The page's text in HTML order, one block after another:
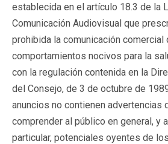
establecida en el artículo 18.3 de la
Comunicación Audiovisual que
prohibida la comunicación comercial
comportamientos nocivos para la
con la regulación contenida en la
del Consejo, de 3 de octubre de
anuncios no contienen advertencias
comprender al público en general, y
particular, potenciales oyentes de